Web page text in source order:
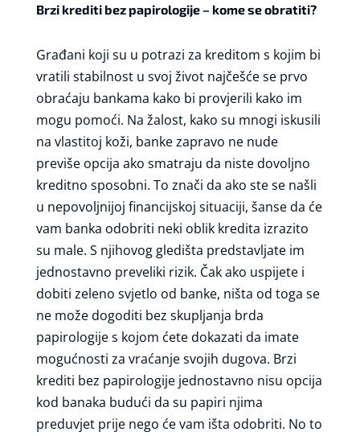
Brzi krediti bez papirologije – kome se obratiti?
Građani koji su u potrazi za kreditom s kojim bi
vratili stabilnost u svoj život najčešće se prvo
obraćaju bankama kako bi provjerili kako im
mogu pomoći. Na žalost, kako su mnogi iskusili
na vlastitoj koži, banke zapravo ne nude
previše opcija ako smatraju da niste dovoljno
kreditno sposobni. To znači da ako ste se našli
u nepovoljnijoj financijskoj situaciji, šanse da će
vam banka odobriti neki oblik kredita izrazito
su male. S njihovog gledišta predstavljate im
jednostavno preveliki rizik. Čak ako uspijete i
dobiti zeleno svjetlo od banke, ništa od toga se
ne može dogoditi bez skupljanja brda
papirologije s kojom ćete dokazati da imate
mogućnosti za vraćanje svojih dugova. Brzi
krediti bez papirologije jednostavno nisu opcija
kod banaka budući da su papiri njima
preduvjet prije nego će vam išta odobriti. No to